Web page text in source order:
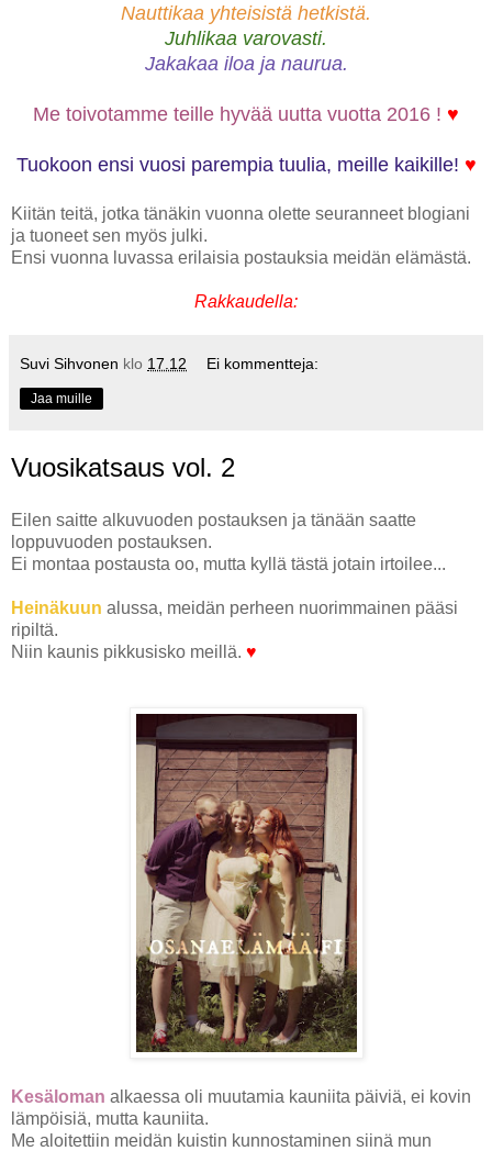
Nauttikaa yhteisistä hetkistä.
Juhlikaa varovasti.
Jakakaa iloa ja naurua.
Me toivotamme teille hyvää uutta vuotta 2016 ! ♥
Tuokoon ensi vuosi parempia tuulia, meille kaikille! ♥
Kiitän teitä, jotka tänäkin vuonna olette seuranneet blogiani
ja tuoneet sen myös julki.
Ensi vuonna luvassa erilaisia postauksia meidän elämästä.
Rakkaudella:
Suvi Sihvonen klo 17.12 Ei kommentteja:
Jaa muille
Vuosikatsaus vol. 2
Eilen saitte alkuvuoden postauksen ja tänään saatte
loppuvuoden postauksen.
Ei montaa postausta oo, mutta kyllä tästä jotain irtoilee...
Heinäkuun alussa, meidän perheen nuorimmainen pääsi
ripiltä.
Niin kaunis pikkusisko meillä. ♥
Kesäloman alkaessa oli muutamia kauniita päiviä, ei kovin
lämpöisiä, mutta kauniita.
Me aloitettiin meidän kuistin kunnostaminen siinä mun